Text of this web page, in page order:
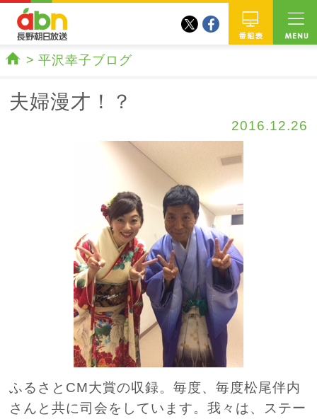
twitterfacebook
平沢幸子ブログ
夫婦漫才！？
2016.12.26
ふるさとCM大賞の収録。毎度、毎度松尾伴内
さんと共に司会をしています。我々は、ステー